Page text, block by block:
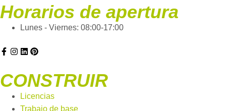
Horarios de apertura
Lunes - Viernes: 08:00-17:00
CONSTRUIR
Licencias
Trabajo de base